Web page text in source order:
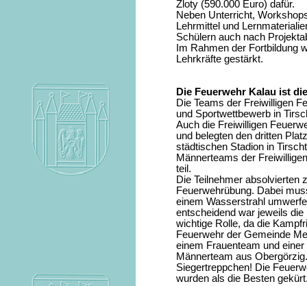
Zloty (590.000 Euro) dafür.
Neben Unterricht,
Lehrmittel und
Schülern auch nach
Im Rahmen der Fortbildung
Lehrkräfte gestärkt.
Die Feuerwehr Kalau ist
Die Teams der Freiwilligen
und Sportwettbewerb in
Auch die Freiwilligen
und belegten den dritten
städtischen Stadion in
Männerteams der
teil.
Die Teilnehmer absolvierten
Feuerwehrübung. Dabei
einem Wasserstrahl
entscheidend war jeweils
wichtige Rolle, da die
Feuerwehr der Gemeinde
einem Frauenteam und
Männerteam aus
Siegertreppchen! Die
wurden als die Besten